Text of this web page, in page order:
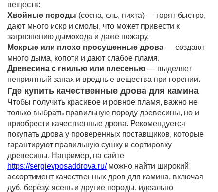
веществ:
Хвойные породы (сосна, ель, пихта) — горят быстро,
дают много искр и смолы, что может привести к
загрязнению дымохода и даже пожару.
Мокрые или плохо просушенные дрова — создают
много дыма, копоти и дают слабое пламя.
Древесина с гнилью или плесенью — выделяет
неприятный запах и вредные вещества при горении.
Где купить качественные дрова для камина
Чтобы получить красивое и ровное пламя, важно не
только выбрать правильную породу древесины, но и
приобрести качественные дрова. Рекомендуется
покупать дрова у проверенных поставщиков, которые
гарантируют правильную сушку и сортировку
древесины. Например, на сайте
https://sergievposaddrova.ru/можно найти широкий
ассортимент качественных дров для камина, включая
дуб, берёзу, ясень и другие породы, идеально